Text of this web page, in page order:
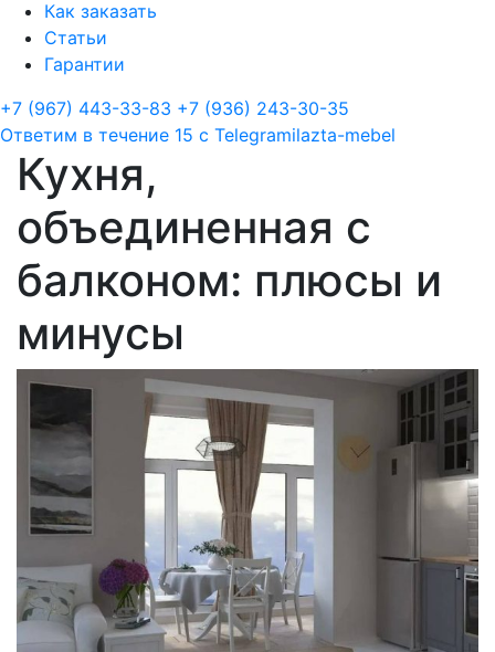
Как заказать
Статьи
Гарантии
+7 (967) 443-33-83 +7 (936) 243-30-35
Ответим в течение 15 с Telegramilazta-mebel
Кухня,
объединенная с
балконом: плюсы и
минусы